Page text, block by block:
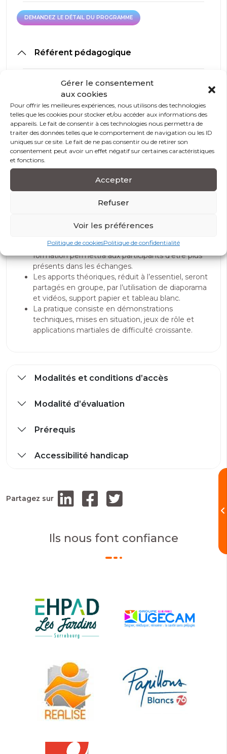
Gérer le consentement
aux cookies
Pour offrir les meilleures expériences, nous utilisons des technologies
telles que les cookies pour stocker et/ou accéder aux informations des
appareils. Le fait de consentir à ces technologies nous permettra de
traiter des données telles que le comportement de navigation ou les ID
uniques sur ce site. Le fait de ne pas consentir ou de retirer son
consentement peut avoir un effet négatif sur certaines caractéristiques
et fonctions.
Accepter
Refuser
Voir les préférences
Politique de cookiesPolitique de confidentialité
DEMANDEZ LE DÉTAIL DU PROGRAMME
DEMANDEZ LE DÉTAIL DU PROGRAMME
Référent pédagogique
Nos intervenants sont des spécialistes du domaine
visé et sont sélectionnés selon un processus de
qualification très rigoureux permettant d’évaluer
notamment : leur expertise technique, leur expérience
professionnelle, leurs compétences pédagogiques et
leur capacité d’animation.
Les participants vont progressivement se
dans un milieu favorable, bienveillant et sécurisé.
Un livret pédagogique proposé en début de
formation permettra aux participants d’être plus
présents dans les échanges.
Les apports théoriques, réduit à l’essentiel, seront
partagés en groupe, par l’utilisation de diaporama
et vidéos, support papier et tableau blanc.
La pratique consiste en démonstrations
techniques, mises en situation, jeux de rôle et
applications martiales de difficulté croissante.
Modalités et conditions d’accès
Modalité d’évaluation
Prérequis
Accessibilité handicap
Partagez sur
Ils nous font confiance